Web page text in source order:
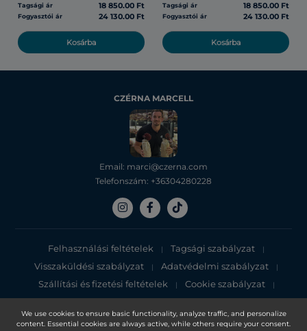
We use cookies to ensure basic functionality, analyze traffic, and personalize
content. Essential cookies are always active, while others require your consent.
Tagsági ár 18 850.00 Ft
Fogyasztói ár 24 130.00 Ft
Kosárba
Tagsági ár 18 850.00 Ft
Fogyasztói ár 24 130.00 Ft
Kosárba
CZÉRNA MARCELL
Email: marci@czerna.com
Telefonszám: +36304280228
Felhasználási feltételek | Tagsági szabályzat |
Visszaküldési szabályzat | Adatvédelmi szabályzat |
Szállítási és fizetési feltételek | Cookie szabályzat |
Adatvédelmi tájékoztató